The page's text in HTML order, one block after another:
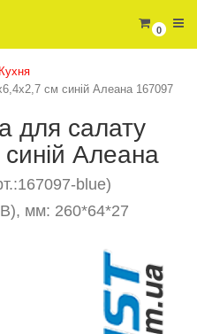
0
Кухня
см синій Алеана 167097
для салату
Алеана
blue)
мм: 260*64*27